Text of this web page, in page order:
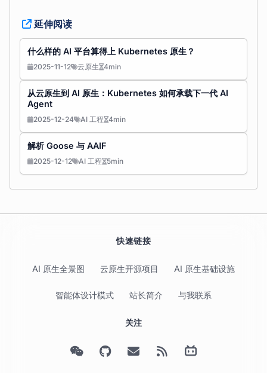
延伸阅读
什么样的 AI 平台算得上 Kubernetes 原生？
2025-11-12 云原生 4min
从云原生到 AI 原生：Kubernetes 如何承载下一代 AI
Agent
2025-12-24 AI 工程 4min
解析 Goose 与 AAIF
2025-12-12 AI 工程 5min
快速链接
AI 原生全景图 云原生开源项目 AI 原生基础设施
智能体设计模式 站长简介 与我联系
关注